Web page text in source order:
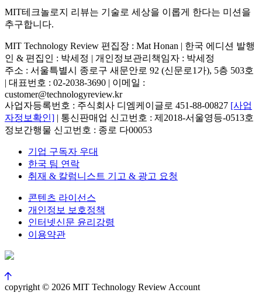
MIT테크놀로지 리뷰는 기술로 세상을 이롭게 한다는 미션을
추구합니다.
MIT Technology Review 편집장 : Mat Honan | 한국 에디션 발행
인 & 편집인 : 박세정 | 개인정보관리책임자 : 박세정
주소 : 서울특별시 종로구 새문안로 92 (신문로1가), 5층 503호
| 대표번호 : 02-2038-3690 | 이메일 :
customer@technologyreview.kr
사업자등록번호 : 주식회사 디엠케이글로 451-88-00827 [사업
자정보확인] | 통신판매업 신고번호 : 제2018-서울영등-0513호
정보간행물 신고번호 : 종로 다00053
기업 구독자 우대
한국 팀 연락
취재 & 칼럼니스트 기고 & 광고 요청
콘텐츠 라이선스
개인정보 보호정책
인터넷신문 윤리강령
이용약관
copyright © 2026 MIT Technology Review Account